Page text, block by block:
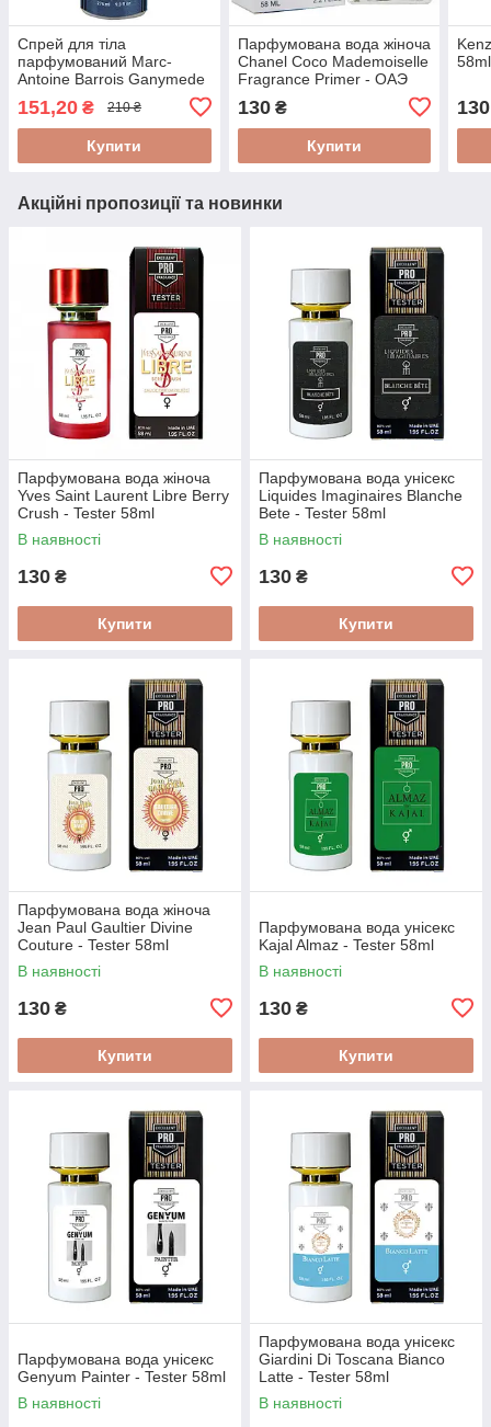
Спрей для тіла
парфумований Marc-
Antoine Barrois Ganymede
151,20 ₴ 210 ₴
Купити
Парфумована вода жіноча
Chanel Coco Mademoiselle
Fragrance Primer - ОАЭ
130₴
Купити
58ml
130
Акційні пропозиції та новинки
Парфумована вода жіноча
Yves Saint Laurent Libre Berry
Crush - Tester 58ml
В наявності
130 ₴
Купити
Парфумована вода унісекс
Liquides Imaginaires Blanche
Bete - Tester 58ml
В наявності
130 ₴
Купити
Парфумована вода жіноча
Jean Paul Gaultier Divine
Couture - Tester 58ml
В наявності
130 ₴
Купити
Парфумована вода унісекс
Kajal Almaz - Tester 58ml
В наявності
130 ₴
Купити
Парфумована вода унісекс
Genyum Painter - Tester 58ml
В наявності
Парфумована вода унісекс
Giardini Di Toscana Bianco
Latte - Tester 58ml
В наявності